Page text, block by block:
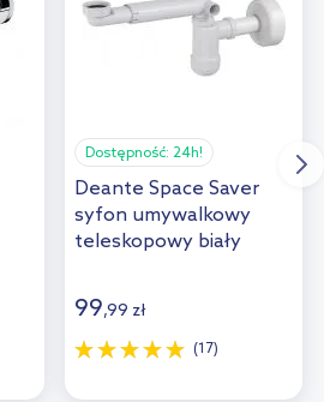
Dostępność: 24h!
Deante Space Saver
syfon umywalkowy
teleskopowy biały
99,99 zł
(17)